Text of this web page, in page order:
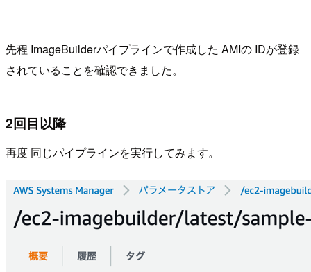
先程 ImageBuilderパイプラインで作成した AMIの IDが登録
されていることを確認できました。
2回目以降
再度 同じパイプラインを実行してみます。